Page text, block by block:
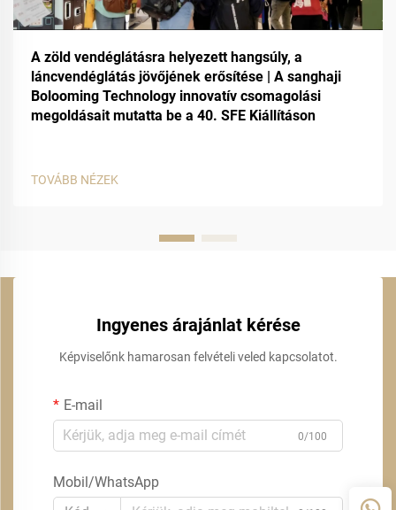
A zöld vendéglátásra helyezett hangsúly, a
láncvendéglátás jövőjének erősítése | A sanghaji
Bolooming Technology innovatív csomagolási
megoldásait mutatta be a 40. SFE Kiállításon
TOVÁBB NÉZEK
Ingyenes árajánlat kérése
Képviselőnk hamarosan felvételi veled kapcsolatot.
E-mail
0/100
Mobil/WhatsApp